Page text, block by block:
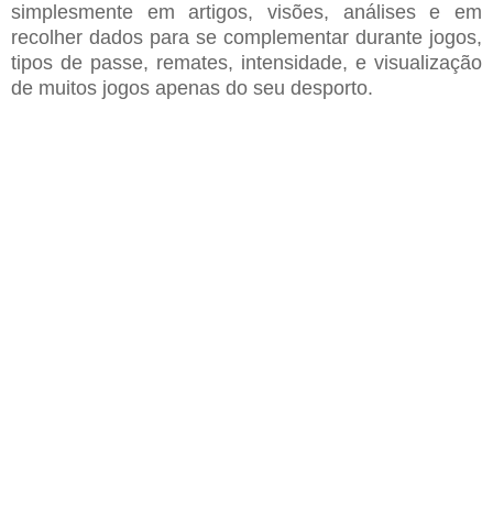
simplesmente em artigos, visões, análises e em
recolher dados para se complementar durante jogos,
tipos de passe, remates, intensidade, e visualização
de muitos jogos apenas do seu desporto.